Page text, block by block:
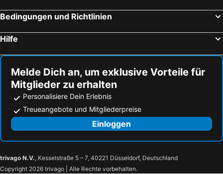
Bedingungen und Richtlinien
Hilfe
Melde Dich an, um exklusive Vorteile für
Mitglieder zu erhalten
Personalisiere Dein Erlebnis
Treueangebote und Mitgliederpreise
Einloggen
trivago N.V., Kesselstraße 5 – 7, 40221 Düsseldorf, Deutschland
Copyright 2026 trivago | Alle Rechte vorbehalten.